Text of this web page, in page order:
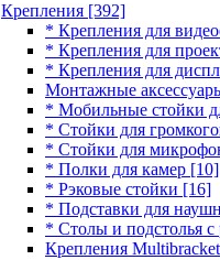
Крепления [392]
* Крепления для
* Крепления для
* Крепления для
Монтажные
* Мобильные стойки
* Стойки для
* Стойки для
* Полки для камер [10]
* Рэковые стойки [16]
* Подставки для
* Столы и подстолья с
Крепления